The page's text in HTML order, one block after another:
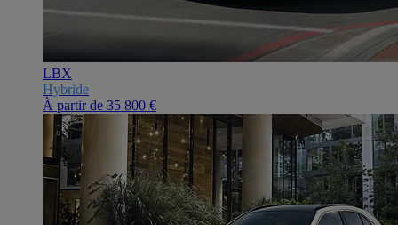
LBX
Hybride
À partir de 35 800 €